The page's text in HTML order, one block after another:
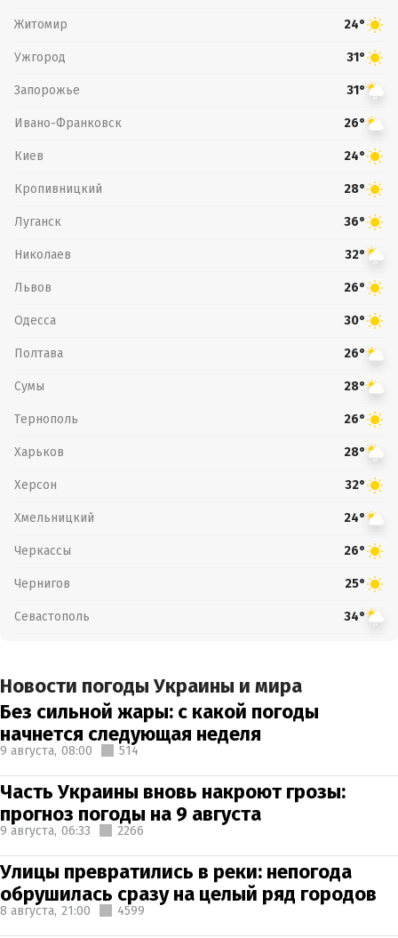
Житомир 24°
Ужгород 31°
Запорожье 31°
Ивано-Франковск 26°
Киев 24°
Кропивницкий 28°
Луганск 36°
Николаев 32°
Львов 26°
Одесса 30°
Полтава 26°
Сумы 28°
Тернополь 26°
Харьков 28°
Херсон 32°
Хмельницкий 24°
Черкассы 26°
Чернигов 25°
Севастополь 34°
Новости погоды Украины и мира
Без сильной жары: с какой погоды
начнется следующая неделя
9 августа, 08:00 514
Часть Украины вновь накроют грозы:
прогноз погоды на 9 августа
9 августа, 06:33 2266
Улицы превратились в реки: непогода
обрушилась сразу на целый ряд городов
8 августа, 21:00 4599